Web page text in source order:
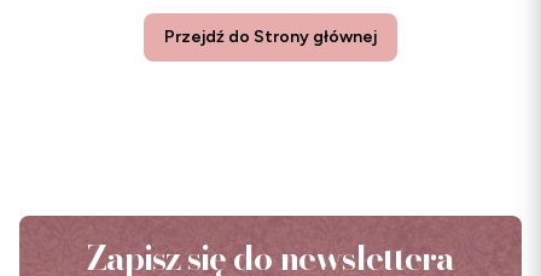
Przejdź do Strony głównej
Zapisz się do newslettera